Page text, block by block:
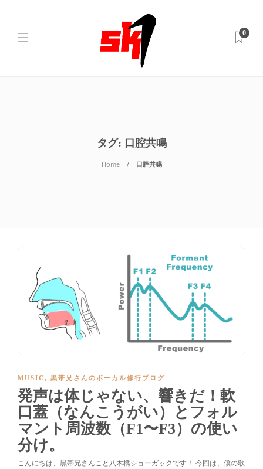
0
タグ: 口腔共鳴
Home 口腔共鳴
MUSIC , 黒帯兄さんのボーカル修行ブログ
発声は体じゃない、響きだ！軟
口蓋（なんこうがい）とフォル
マント周波数（F1〜F3）の使い
分け。
こんにちは、黒帯兄さんこと八木橋ショーガックです！ 今回は、僕の歌